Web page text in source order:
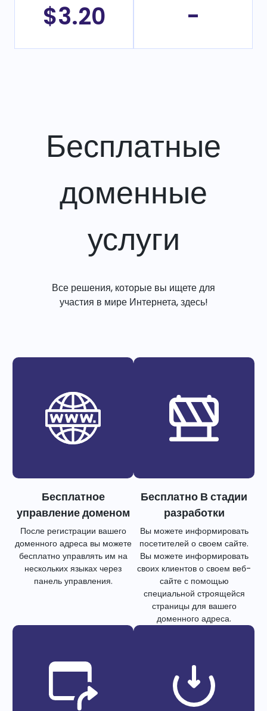
$3.20 -
Бесплатные
доменные
услуги
Все решения, которые вы ищете для
участия в мире Интернета, здесь!
Бесплатное
управление доменом
После регистрации вашего
доменного адреса вы можете
бесплатно управлять им на
нескольких языках через
панель управления.
Бесплатно В стадии
разработки
Вы можете информировать
посетителей о своем сайте.
Вы можете информировать
своих клиентов о своем веб-
сайте с помощью
специальной строящейся
страницы для вашего
доменного адреса.